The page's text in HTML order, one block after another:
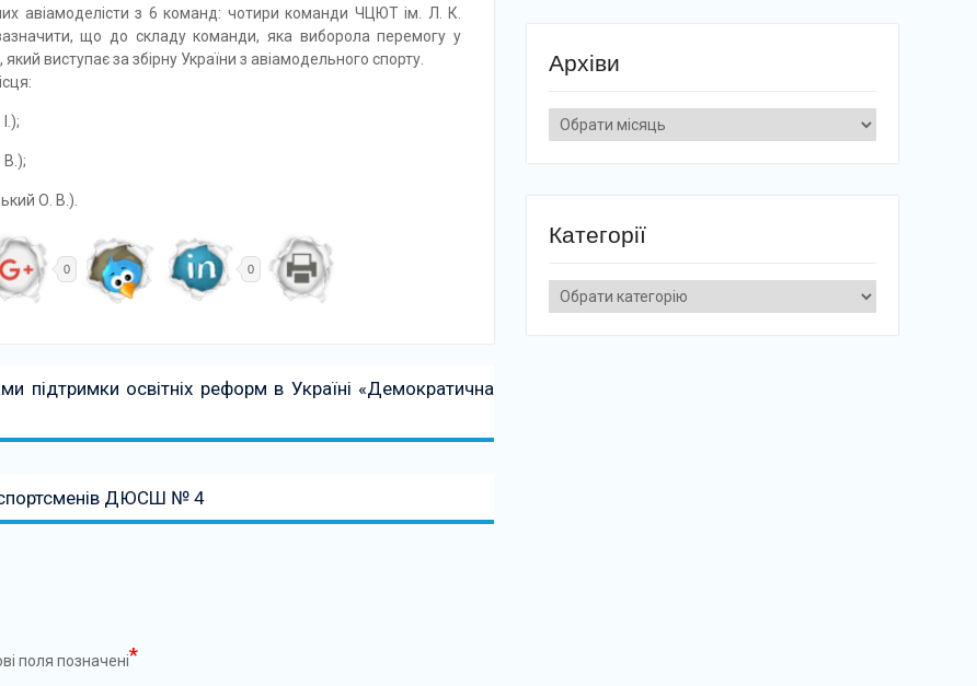
авіамоделісти з 6 команд: чотири команди ЧЦЮТ ім. Л. К.
що до складу команди, яка виборола перемогу у
виступає за збірну України з авіамодельного спорту.
В.);
О. В.).
0 0
підтримки освітніх реформ в Україні «Демократична
ДЮСШ № 4
поля позначені*
Архіви
Архіви
Категорії
Категорії